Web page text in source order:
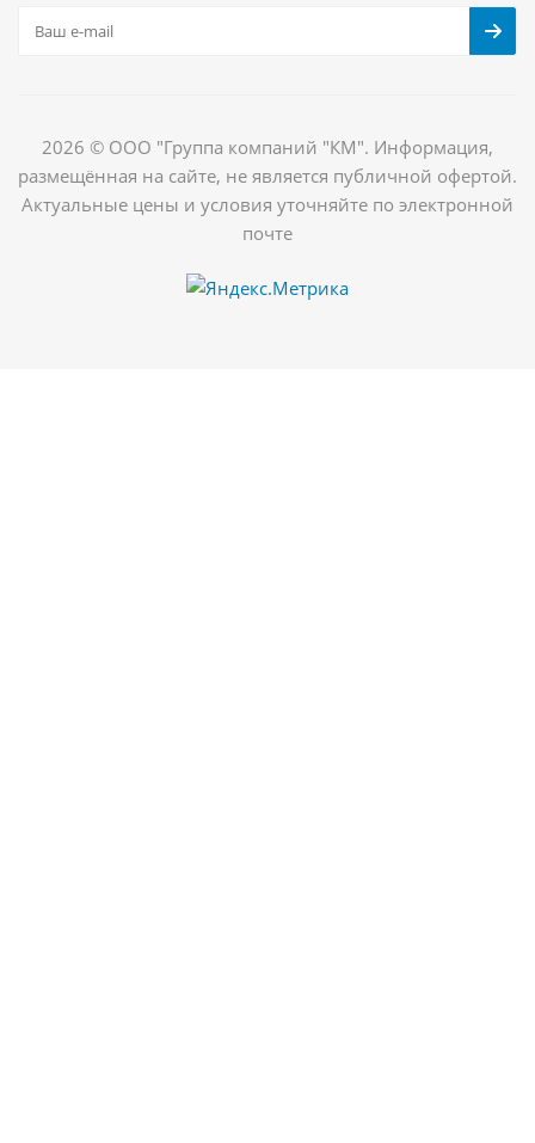
2026 © ООО "Группа компаний "КМ". Информация,
размещённая на сайте, не является публичной офертой.
Актуальные цены и условия уточняйте по электронной
почте